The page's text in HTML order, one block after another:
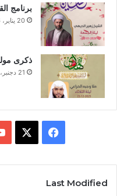
برنامج
20 يناير، 2026
ذكرى
21 دجنبر، 2025
Facebook
Last Modified